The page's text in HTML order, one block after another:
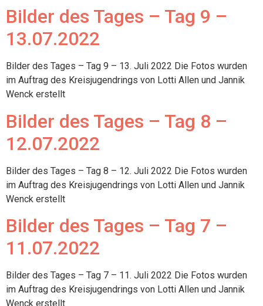
Bilder des Tages – Tag 9 –
13.07.2022
Bilder des Tages – Tag 9 – 13. Juli 2022 Die Fotos wurden
im Auftrag des Kreisjugendrings von Lotti Allen und Jannik
Wenck erstellt
Bilder des Tages – Tag 8 –
12.07.2022
Bilder des Tages – Tag 8 – 12. Juli 2022 Die Fotos wurden
im Auftrag des Kreisjugendrings von Lotti Allen und Jannik
Wenck erstellt
Bilder des Tages – Tag 7 –
11.07.2022
Bilder des Tages – Tag 7 – 11. Juli 2022 Die Fotos wurden
im Auftrag des Kreisjugendrings von Lotti Allen und Jannik
Wenck erstellt